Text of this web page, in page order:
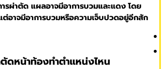
รผ่าตัด แผลอาจมีอาการบวมและแดง โดย
อาจมีอาการบวมหรือความเจ็บปวดอยู่อีกสัก
หน้าท้องทำตำแหน่งไหน